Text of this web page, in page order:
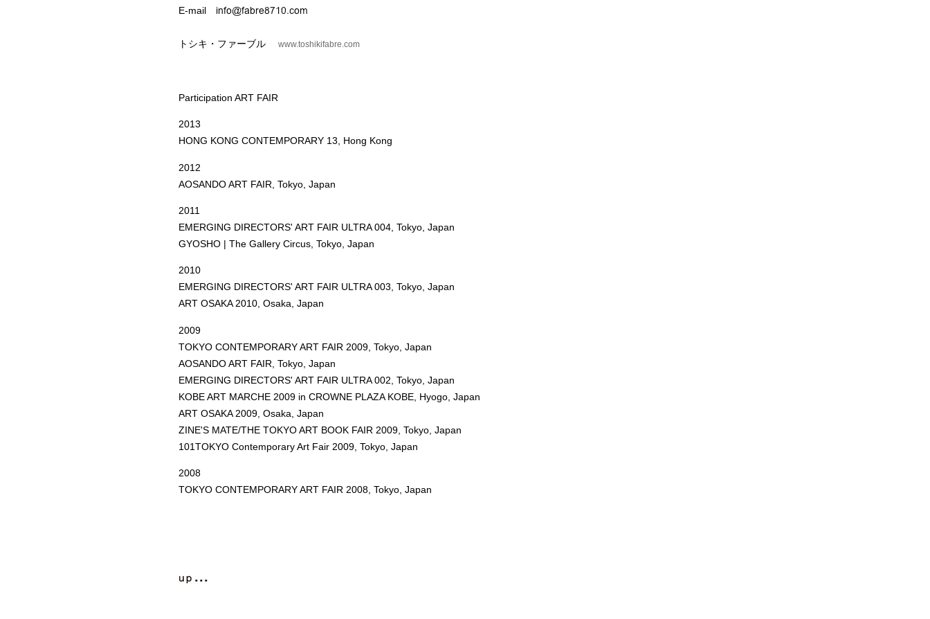
E-mail
トシキ・ファーブル www.toshikifabre.com
Participation ART FAIR
2013
HONG KONG CONTEMPORARY 13, Hong Kong
2012
AOSANDO ART FAIR, Tokyo, Japan
2011
EMERGING DIRECTORS' ART FAIR ULTRA 004, Tokyo, Japan
GYOSHO | The Gallery Circus, Tokyo, Japan
2010
EMERGING DIRECTORS' ART FAIR ULTRA 003, Tokyo, Japan
ART OSAKA 2010, Osaka, Japan
2009
TOKYO CONTEMPORARY ART FAIR 2009, Tokyo, Japan
AOSANDO ART FAIR, Tokyo, Japan
EMERGING DIRECTORS' ART FAIR ULTRA 002, Tokyo, Japan
KOBE ART MARCHE 2009 in CROWNE PLAZA KOBE, Hyogo, Japan
ART OSAKA 2009, Osaka, Japan
ZINE'S MATE/THE TOKYO ART BOOK FAIR 2009, Tokyo, Japan
101TOKYO Contemporary Art Fair 2009, Tokyo, Japan
2008
TOKYO CONTEMPORARY ART FAIR 2008, Tokyo, Japan